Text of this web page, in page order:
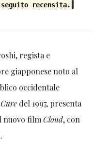
recensita.
regista e
giapponese noto al
occidentale
Curedel 1997, presenta
nuovo filmCloud, con